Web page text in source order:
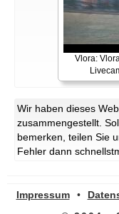
Vlora:
Wir haben dieses
zusammengestellt.
bemerken, teilen Sie
Fehler dann
Impressum •